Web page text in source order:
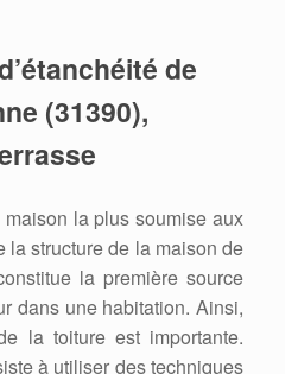
de
(31390),
la plus soumise aux
la structure de la maison de
la première source
dans une habitation. Ainsi,
la toiture est importante.
à utiliser des techniques